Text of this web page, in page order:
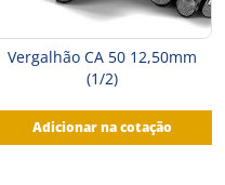
Vergalhão CA 50 12,50mm
(1/2)
Adicionar na cotação